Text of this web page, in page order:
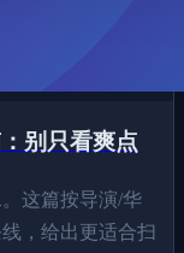
别只看爽点
这篇按导演/华
，给出更适合扫